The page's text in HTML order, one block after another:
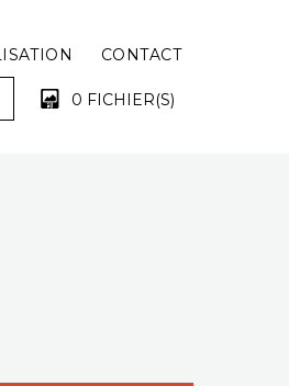
CONTACT
0 FICHIER(S)
EST VIDE !